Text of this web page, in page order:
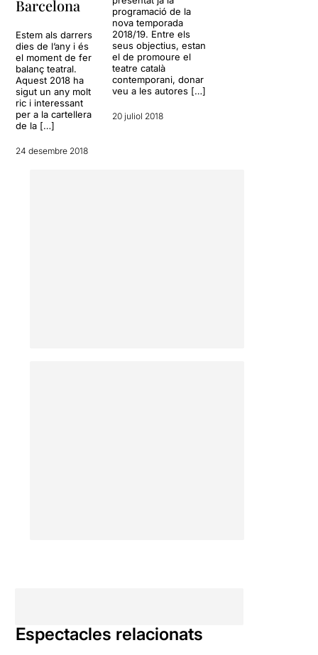
Barcelona
Estem als darrers
dies de l’any i és
el moment de fer
balanç teatral.
Aquest 2018 ha
sigut un any molt
ric i interessant
per a la cartellera
de la […]
24 desembre 2018
programació de la
nova temporada
2018/19. Entre els
seus objectius, estan
el de promoure el
teatre català
contemporani, donar
veu a les autores […]
20 juliol 2018
Espectacles relacionats